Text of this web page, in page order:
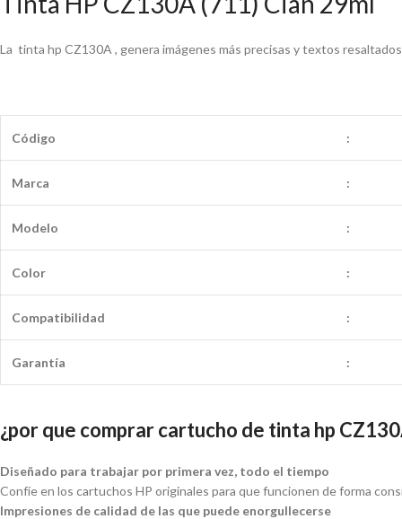
La tinta hp CZ130A , genera imágenes más precisas y textos
Código :
Marca :
Modelo :
Color :
Compatibilidad :
Garantía :
¿por que comprar cartucho de tinta hp
Diseñado para trabajar por primera vez, todo el tiempo
Confíe en los cartuchos HP originales para que funcionen de forma
Impresiones de calidad de las que puede enorgullecerse